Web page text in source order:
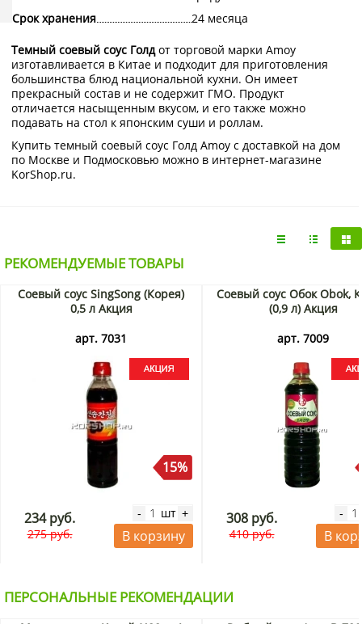
Срок хранения
24 месяца
Темный соевый соус Голдот торговой марки Amoy
изготавливается в Китае и подходит для приготовления
большинства блюд национальной кухни. Он имеет
прекрасный состав и не содержит ГМО. Продукт
отличается насыщенным вкусом, и его также можно
подавать на стол к японским суши и роллам.
Купить темный соевый соус Голд Amoy с доставкой на дом
по Москве и Подмосковью можно в интернет-магазине
KorShop.ru.
РЕКОМЕНДУЕМЫЕ ТОВАРЫ
Соевый соус SingSong (Корея)
0,5 л Акция
арт. 7031
15%
234 руб.
275 руб.
- шт +
В корзину
Соевый соус Обок Obok,
(0,9 л) Акция
арт. 7009
308 руб.
410 руб.
-
В
ПЕРСОНАЛЬНЫЕ РЕКОМЕНДАЦИИ